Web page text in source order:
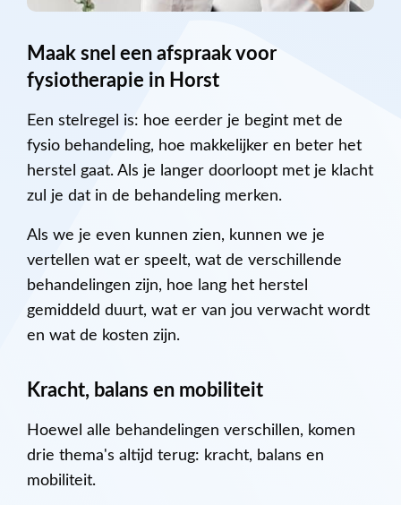
Maak snel een afspraak voor
fysiotherapie in Horst
Een stelregel is: hoe eerder je begint met de
fysio behandeling, hoe makkelijker en beter het
herstel gaat. Als je langer doorloopt met je klacht
zul je dat in de behandeling merken.
Als we je even kunnen zien, kunnen we je
vertellen wat er speelt, wat de verschillende
behandelingen zijn, hoe lang het herstel
gemiddeld duurt, wat er van jou verwacht wordt
en wat de kosten zijn.
Kracht, balans en mobiliteit
Hoewel alle behandelingen verschillen, komen
drie thema's altijd terug: kracht, balans en
mobiliteit.